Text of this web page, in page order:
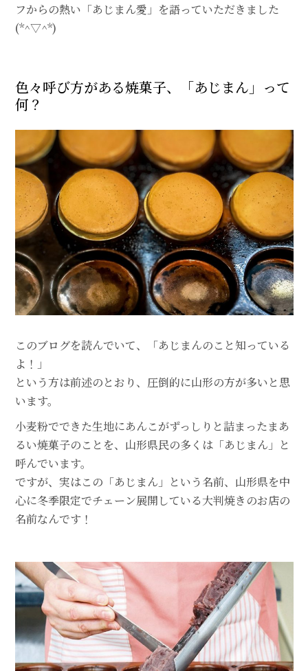
フからの熱い「あじまん愛」を語っていただきました
(*^▽^*)
色々呼び方がある焼菓子、「あじまん」って
何？
このブログを読んでいて、「あじまんのこと知っている
よ！」
という方は前述のとおり、圧倒的に山形の方が多いと思
います。
小麦粉でできた生地にあんこがずっしりと詰まったまあ
るい焼菓子のことを、山形県民の多くは「あじまん」と
呼んでいます。
ですが、実はこの「あじまん」という名前、山形県を中
心に冬季限定でチェーン展開している大判焼きのお店の
名前なんです！